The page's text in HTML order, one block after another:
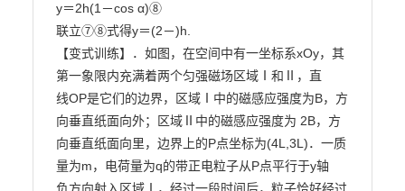
y＝2h(1－cos α)⑧
联立⑦⑧式得y＝(2－)h.
【变式训练】．如图，在空间中有一坐标系xOy，其
第一象限内充满着两个匀强磁场区域Ⅰ和Ⅱ，直
线OP是它们的边界，区域Ⅰ中的磁感应强度为B，方
向垂直纸面向外；区域Ⅱ中的磁感应强度为 2B，方
向垂直纸面向里，边界上的P点坐标为(4L,3L)．一质
量为m，电荷量为q的带正电粒子从P点平行于y轴